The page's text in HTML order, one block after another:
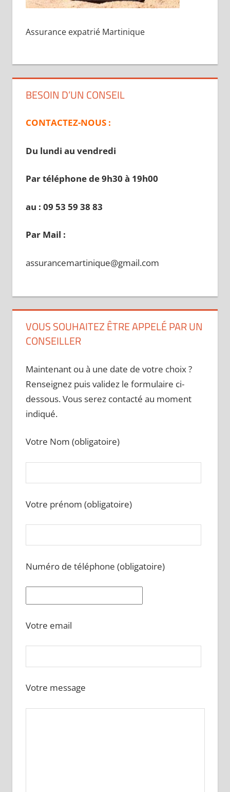
Assurance expatrié Martinique
BESOIN D’UN CONSEIL
CONTACTEZ-NOUS :
Du lundi au vendredi
Par téléphone de 9h30 à 19h00
au : 09 53 59 38 83
Par Mail :
assurancemartinique@gmail.com
VOUS SOUHAITEZ ÊTRE APPELÉ PAR UN
CONSEILLER
Maintenant ou à une date de votre choix ?
Renseignez puis validez le formulaire ci-
dessous. Vous serez contacté au moment
indiqué.
Votre Nom (obligatoire)
Votre prénom (obligatoire)
Numéro de téléphone (obligatoire)
Votre email
Votre message